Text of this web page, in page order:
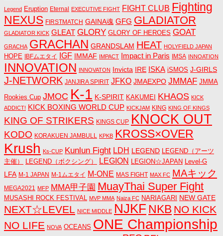
Legend Eruption Eternal EXECUTIVE FIGHT FIGHT CLUB Fighting
NEXUS FIRSTMATCH GAINA魂 GFG GLADIATOR
GLADIATOR KICK GLEAT GLORY GLORY OF HEROES GOAT
GRACHA GRACHAN GRANDSLAM HEAT HOLYFIELD JAPAN
HOPE IBFムエタイ IGF IMMAF IMPACT Impact in Paris IMSA INNOATION
INNOVATION INNOVATON Invicta IRE ISKA iSMOS J-GIRLS
J-NETWORK JANJIRA SPIRIT JFKO JMAEXPO JMMAF JMMA
Rookies Cup JMOC K-1 K-SPIRIT KAKUMEI KHAOS KICK
ADDICT! KICK BOXING WORLD CUP KICKJAM KING KING OF KINGS
KING OF STRIKERS KINGS CUP KNOCK OUT
KODO KORAKUEN JAMBULL KPKB KROSS×OVER
Krush Ks-CUP Kunlun Fight LDH LEGEND LEGEND（アーツ
主催）
LEGEND（ボクシング） LEGION LEGION☆JAPAN Level-G
LFA M-1 JAPAN M-1ムエタイ M-ONE MAS FIGHT MAX FC MAキック
MEGA2021 MFP MMA甲子園 MuayThai Super Fight
MUSASHI ROCK FESTIVAL MVP MMA Naiza FC NARIAGARI NEW GATE
NEXT☆LEVEL NICE MIDDLE NJKF NKB NO KICK
NO LIFE NOVA OCEANS ONE Championship